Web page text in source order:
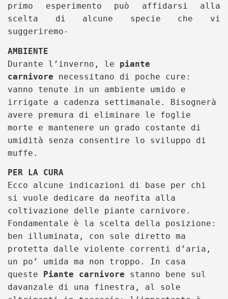
primo esperimento può affidarsi alla
scelta di alcune specie che vi
suggeriremo-
AMBIENTE
Durante l’inverno, le piante
carnivore necessitano di poche cure:
vanno tenute in un ambiente umido e
irrigate a cadenza settimanale. Bisognerà
avere premura di eliminare le foglie
morte e mantenere un grado costante di
umidità senza consentire lo sviluppo di
muffe.
PER LA CURA
Ecco alcune indicazioni di base per chi
si vuole dedicare da neofita alla
coltivazione delle piante carnivore.
Fondamentale è la scelta della posizione:
ben illuminata, con sole diretto ma
protetta dalle violente correnti d’aria,
un po’ umida ma non troppo. In casa
queste Piante carnivore stanno bene sul
davanzale di una finestra, al sole